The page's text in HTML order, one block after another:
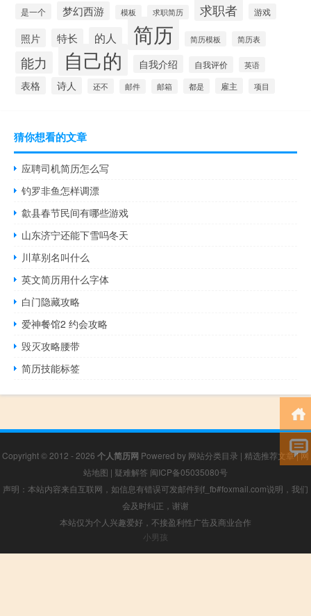
是一个 梦幻西游 模板 求职简历 求职者 游戏
照片 特长 的人 简历 简历模板 简历表
能力 自己的 自我介绍 自我评价 英语
表格 诗人 还不 邮件 邮箱 都是 雇主 项目
猜你想看的文章
应聘司机简历怎么写
钓罗非鱼怎样调漂
歙县春节民间有哪些游戏
山东济宁还能下雪吗冬天
川草别名叫什么
英文简历用什么字体
白门隐藏攻略
爱神餐馆2 约会攻略
毁灭攻略腰带
简历技能标签
Copyright © 2012 - 2026 个人简历网 Powered by 网站分类目录 | 精选推荐文章|网
站地图 | 疑难解答 闽ICP备05035080号
声明：本站内容来自互联网，如信息有错误可发邮件到f_fb#foxmail.com说明，我们
会及时纠正，谢谢
本站仅为个人兴趣爱好，不接盈利性广告及商业合作
小男孩